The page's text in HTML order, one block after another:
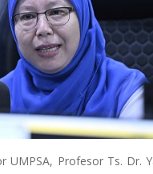
UMPSA, Profesor Ts. Dr.